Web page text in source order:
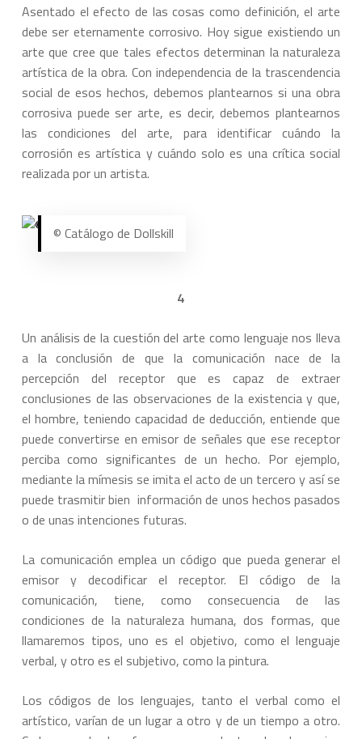
Asentado el efecto de las cosas como definición, el arte
debe ser eternamente corrosivo. Hoy sigue existiendo un
arte que cree que tales efectos determinan la naturaleza
artística de la obra. Con independencia de la trascendencia
social de esos hechos, debemos plantearnos si una obra
corrosiva puede ser arte, es decir, debemos plantearnos
las condiciones del arte, para identificar cuándo la
corrosión es artística y cuándo solo es una crítica social
realizada por un artista.
© Catálogo de Dollskill
4
Un análisis de la cuestión del arte como lenguaje nos lleva
a la conclusión de que la comunicación nace de la
percepción del receptor que es capaz de extraer
conclusiones de las observaciones de la existencia y que,
el hombre, teniendo capacidad de deducción, entiende que
puede convertirse en emisor de señales que ese receptor
perciba como significantes de un hecho. Por ejemplo,
mediante la mímesis se imita el acto de un tercero y así se
puede trasmitir bien información de unos hechos pasados
o de unas intenciones futuras.
La comunicación emplea un código que pueda generar el
emisor y decodificar el receptor. El código de la
comunicación, tiene, como consecuencia de las
condiciones de la naturaleza humana, dos formas, que
llamaremos tipos, uno es el objetivo, como el lenguaje
verbal, y otro es el subjetivo, como la pintura.
Los códigos de los lenguajes, tanto el verbal como el
artístico, varían de un lugar a otro y de un tiempo a otro.